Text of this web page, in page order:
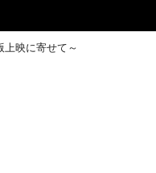
映に寄せて～